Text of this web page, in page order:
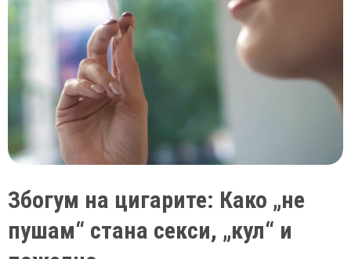
Збогум на цигарите: Како „не
пушам“ стана секси, „кул“ и